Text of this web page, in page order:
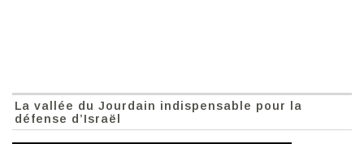
La vallée du Jourdain indispensable pour la
défense d’Israël